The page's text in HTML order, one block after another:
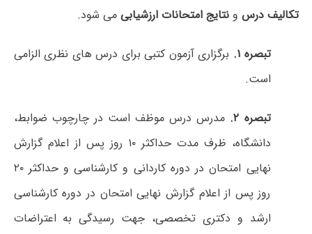
تکالیف درس و نتایج امتحانات ارزشیابی می شود.
تبصره ۱.
برگزاری آزمون کتبی برای درس های نظری الزامی
است.
تبصره ۲. مدرس درس موظف است در چارچوب ضوابط،
دانشگاه، ظرف مدت حداکثر ۱۰ روز پس از اعلام گزارش
نهایی امتحان در دوره کاردانی و کارشناسی و حداکثر ۲۰
روز پس از اعلام گزارش نهایی امتحان در دوره کارشناسی
ارشد و دکتری تخصصی، جهت رسیدگی به اعتراضات